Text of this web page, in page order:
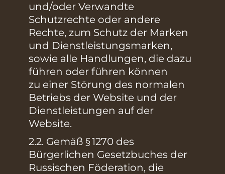
und/oder Verwandte
Schutzrechte oder andere
Rechte, zum Schutz der Marken
und Dienstleistungsmarken,
sowie alle Handlungen, die dazu
führen oder führen können
zu einer Störung des normalen
Betriebs der Website und der
Dienstleistungen auf der
Website.
2.2. Gemäß § 1270 des
Bürgerlichen Gesetzbuches der
Russischen Föderation, die